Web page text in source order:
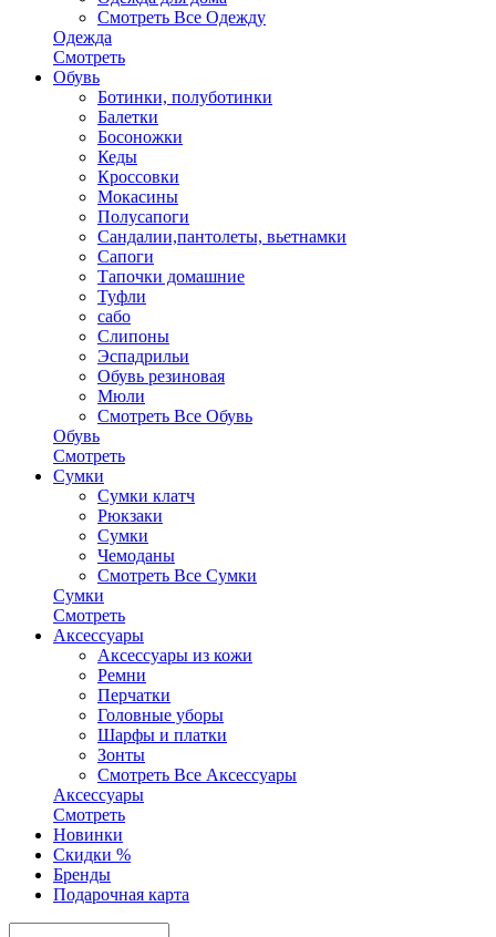
Смотреть Все Одежду
Одежда
Смотреть
Обувь
Ботинки, полуботинки
Балетки
Босоножки
Кеды
Кроссовки
Мокасины
Полусапоги
Сандалии,пантолеты, вьетнамки
Сапоги
Тапочки домашние
Туфли
сабо
Слипоны
Эспадрильи
Обувь резиновая
Мюли
Смотреть Все Обувь
Обувь
Смотреть
Сумки
Сумки клатч
Рюкзаки
Сумки
Чемоданы
Смотреть Все Сумки
Сумки
Смотреть
Аксессуары
Аксессуары из кожи
Ремни
Перчатки
Головные уборы
Шарфы и платки
Зонты
Смотреть Все Аксессуары
Аксессуары
Смотреть
Новинки
Скидки %
Бренды
Подарочная карта